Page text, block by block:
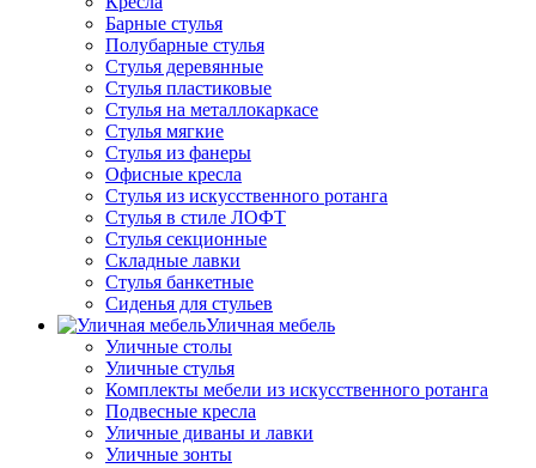
Барные стулья
Полубарные стулья
Стулья деревянные
Стулья пластиковые
Стулья на металлокаркасе
Стулья мягкие
Стулья из фанеры
Офисные кресла
Стулья из искусственного ротанга
Стулья в стиле ЛОФТ
Стулья секционные
Складные лавки
Стулья банкетные
Сиденья для стульев
Уличная мебель
Уличные столы
Уличные стулья
Комплекты мебели из искусственного ротанга
Подвесные кресла
Уличные диваны и лавки
Уличные зонты